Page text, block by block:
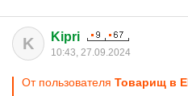
K Kipri
10:43, 27.09.2024
От пользователя Товарищ в